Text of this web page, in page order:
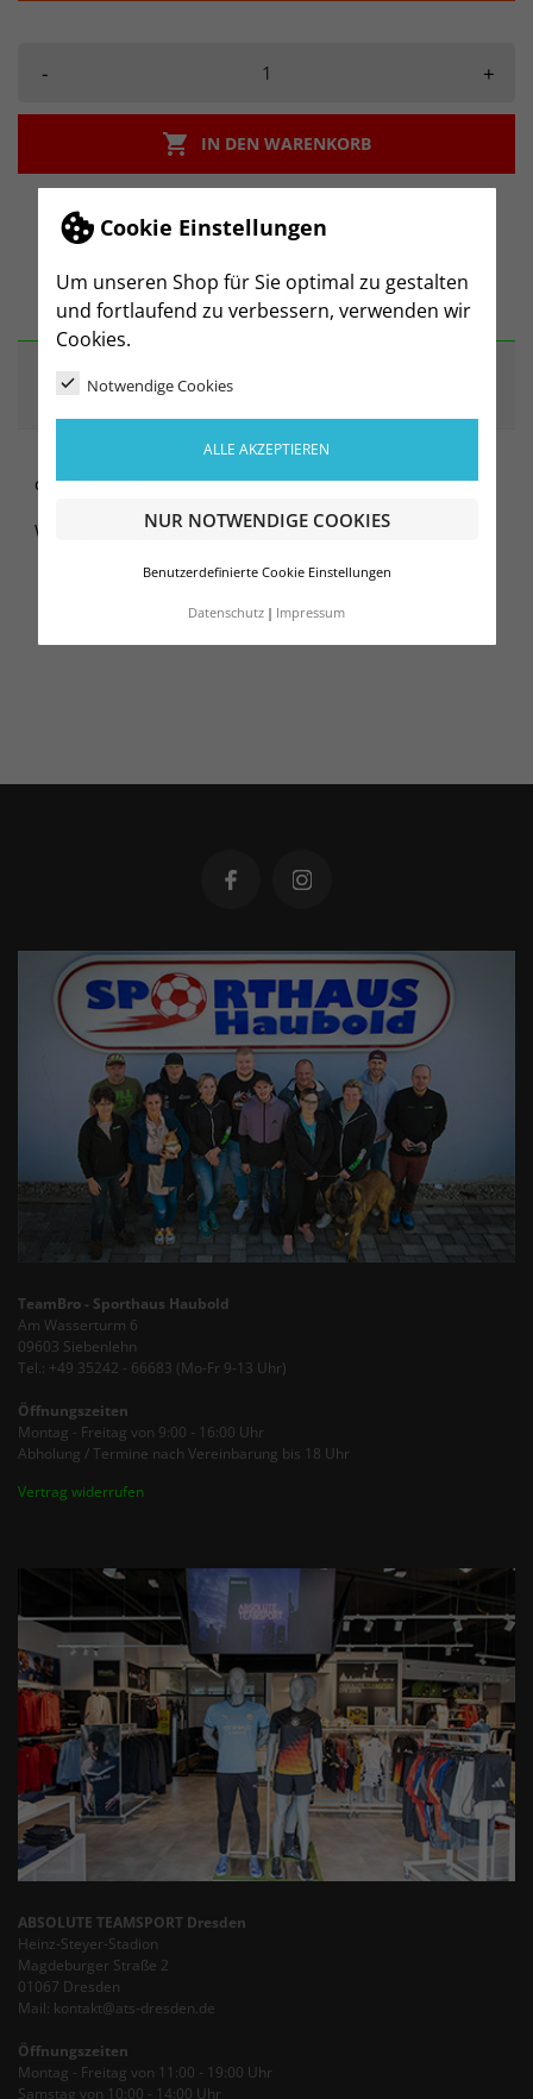
Cookie Einstellungen
Um unseren Shop für Sie optimal zu gestalten
und fortlaufend zu verbessern, verwenden wir
Cookies.
Notwendige Cookies
ALLE AKZEPTIEREN
NUR NOTWENDIGE COOKIES
Benutzerdefinierte Cookie Einstellungen
Datenschutz Impressum
- +
 IN DEN WARENKORB
BESCHREIBUNG
ARTIKELDETAILS
ca. 23 x 4 cm
Wetterbeständiges Material
TeamBro - Sporthaus Haubold
Am Wasserturm 6
09603 Siebenlehn
Tel.: +49 35242 - 66683 (Mo-Fr 9-13 Uhr)
Öffnungszeiten
Montag - Freitag von 9:00 - 16:00 Uhr
Abholung / Termine nach Vereinbarung bis 18 Uhr
Vertrag widerrufen
ABSOLUTE TEAMSPORT Dresden
Heinz-Steyer-Stadion
Magdeburger Straße 2
01067 Dresden
Mail: kontakt@ats-dresden.de
Öffnungszeiten
Montag - Freitag von 11:00 - 19:00 Uhr
Samstag von 10:00 - 14:00 Uhr